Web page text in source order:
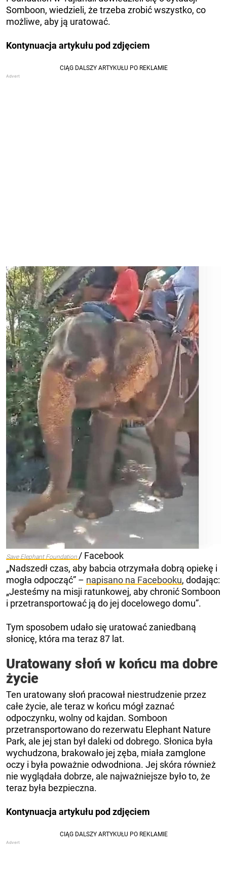
Somboon, wiedzieli, że trzeba zrobić wszystko, co
możliwe, aby ją uratować.
Kontynuacja artykułu pod zdjęciem
Save Elephant Foundation / Facebook
„Nadszedł czas, aby babcia otrzymała dobrą opiekę i
mogła odpocząć” – napisano na Facebooku, dodając:
„Jesteśmy na misji ratunkowej, aby chronić Somboon
i przetransportować ją do jej docelowego domu”.
Tym sposobem udało się uratować zaniedbaną
słonicę, która ma teraz 87 lat.
Uratowany słoń w końcu ma dobre
życie
Ten uratowany słoń pracował niestrudzenie przez
całe życie, ale teraz w końcu mógł zaznać
odpoczynku, wolny od kajdan. Somboon
przetransportowano do rezerwatu Elephant Nature
Park, ale jej stan był daleki od dobrego. Słonica była
wychudzona, brakowało jej zęba, miała zamglone
oczy i była poważnie odwodniona. Jej skóra również
nie wyglądała dobrze, ale najważniejsze było to, że
teraz była bezpieczna.
Kontynuacja artykułu pod zdjęciem